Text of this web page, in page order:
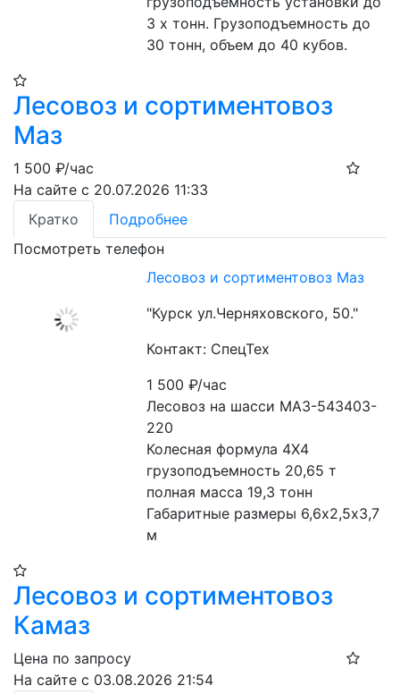
3 х тонн. Грузоподъемность до
30 тонн, объем до 40 кубов.
Лесовоз и сортиментовоз
Маз
1 500 ₽/час
На сайте с 20.07.2026 11:33
Кратко
Подробнее
Посмотреть телефон
Лесовоз и сортиментовоз Маз
"Курск ул.Черняховского, 50."
Контакт: СпецТех
1 500₽/час
Лесовоз на шасси МАЗ-543403-
220
Колесная формула 4Х4
грузоподъемность 20,65 т
полная масса 19,3 тонн
Габаритные размеры 6,6х2,5х3,7
м
Лесовоз и сортиментовоз
Камаз
Цена по запросу
На сайте с 03.08.2026 21:54